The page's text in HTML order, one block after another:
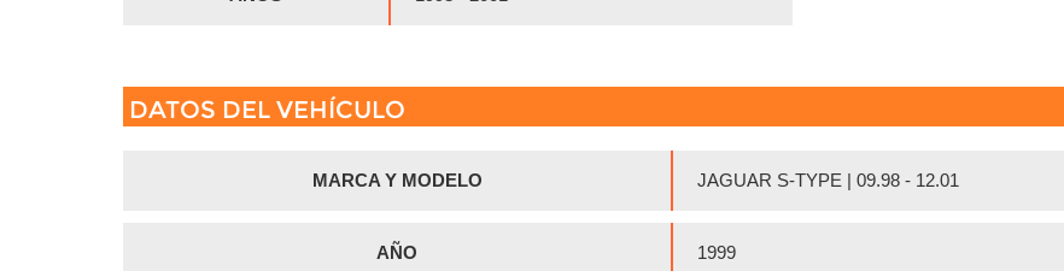
DATOS DEL VEHÍCULO
MARCA Y MODELO JAGUAR S-TYPE | 09.98 - 12.01
AÑO 1999